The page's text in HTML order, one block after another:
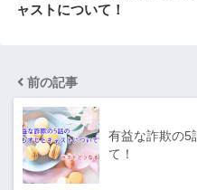
ャストについて！
前の記事
有益な詐欺の5
て！